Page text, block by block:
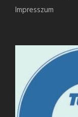
Impresszum